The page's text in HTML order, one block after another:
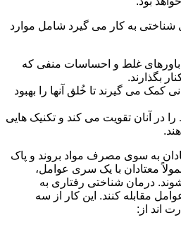
به کار می گیرد شامل موارد
باورهای غلط و احساسات منفی که
بگذارند.
کمک می گیرند تا خُلق آنها را بهبود
را در آنان تقویت می کند و تکنیک هایی
به سوی مصرف مواد بروند و پاک
معتادان با یک سری عوامل،
درمان شناختی رفتاری به
مقابله کنند. این کار از سه
اند از: